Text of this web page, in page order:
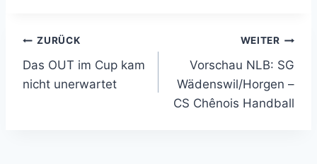
Beitragsnavigation
ZURÜCK
Das OUT im Cup kam
nicht unerwartet
WEITER
Vorschau NLB: SG
Wädenswil/Horgen –
CS Chênois Handball